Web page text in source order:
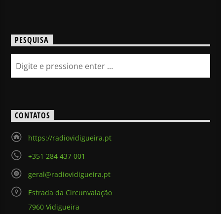
PESQUISA
CONTATOS
https://radiovidigueira.pt
+351 284 437 001
geral@radiovidigueira.pt
Estrada da Circunvalação
7960 Vidigueira